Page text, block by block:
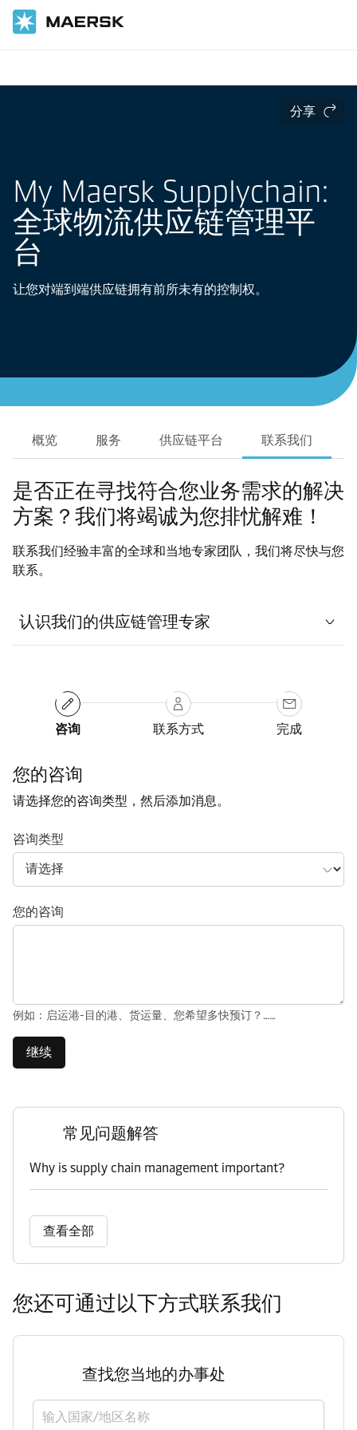
分享
My Maersk Supplychain:
全球物流供应链管理平
台
让您对端到端供应链拥有前所未有的控制权。
概览 服务 供应链平台 联系我们
是否正在寻找符合您业务需求的解决
方案？我们将竭诚为您排忧解难！
联系我们经验丰富的全球和当地专家团队，我们将尽快与您
联系。
认识我们的供应链管理专家
咨询 联系方式 完成
您的咨询
请选择您的咨询类型，然后添加消息。
咨询类型
您的咨询
例如：启运港-目的港、货运量、您希望多快预订？……
继续
常见问题解答
Why is supply chain management important?
查看全部
您还可通过以下方式联系我们
查找您当地的办事处
选择国家/地区